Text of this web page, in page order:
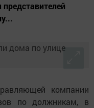
компании
по должникам, в